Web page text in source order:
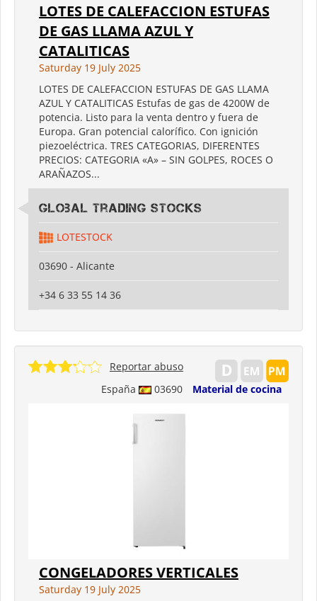
LOTES DE CALEFACCION ESTUFAS
DE GAS LLAMA AZUL Y
CATALITICAS
Saturday 19 July 2025
LOTES DE CALEFACCION ESTUFAS DE GAS LLAMA
AZUL Y CATALITICAS Estufas de gas de 4200W de
potencia. Listo para la venta dentro y fuera de
Europa. Gran potencial calorífico. Con ignición
piezoeléctrica. TRES CATEGORIAS, DIFERENTES
PRECIOS: CATEGORIA «A» – SIN GOLPES, ROCES O
ARAÑAZOS...
Global Trading Stocks
LOTESTOCK
03690 - Alicante
+34 6 33 55 14 36
España 03690 Material de cocina
Reportar abuso
CONGELADORES VERTICALES
Saturday 19 July 2025